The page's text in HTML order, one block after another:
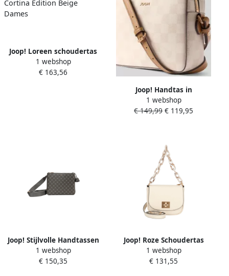
Joop! Loreen schoudertas
Cortina Edition Beige
Dames
1 webshop
€ 163,56
Joop! Handtas in
handtassenlook met
labelapplicatie model 'cloe'
1 webshop
€ 149,99 € 119,95
Joop! Stijlvolle Handtassen
Cortina 1.0 Milva Beige
Dames
1 webshop
€ 150,35
Joop! Roze Schoudertas
Beige Dames
1 webshop
€ 131,55